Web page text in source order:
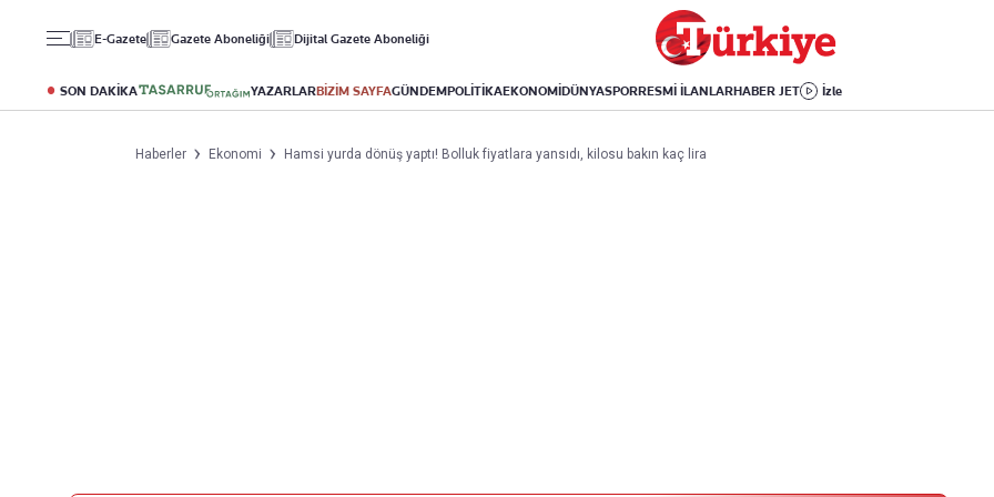
E-Gazete Gazete Aboneliği Dijital Gazete Aboneliği
SON DAKİKA YAZARLARBİZİM SAYFAGÜNDEMPOLİTİKAEKONOMİDÜNYASPORRESMİ İLANLARHABER JET İzle
Altın
Döviz
Kripto Para
Puan Durumu
Fikstür
Avrupa Ligi
Avrupa
Amerika
İsrail-Gazze
Yaşam
Sağlık
Yemek
Aktüel
Kitap
Haberler Ekonomi Hamsi yurda dönüş yaptı! Bolluk fiyatlara yansıdı, kilosu bakın kaç lira